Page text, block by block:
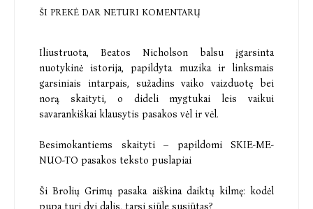
ŠI PREKĖ DAR NETURI KOMENTARŲ
Iliustruota, Beatos Nicholson balsu įgarsinta
nuotykinė istorija, papildyta muzika ir linksmais
garsiniais intarpais, sužadins vaiko vaizduotę bei
norą skaityti, o dideli mygtukai leis vaikui
savarankiškai klausytis pasakos vėl ir vėl.
Besimokantiems skaityti – papildomi SKIE-ME-
NUO-TO pasakos teksto puslapiai
Ši Brolių Grimų pasaka aiškina daiktų kilmę: kodėl
pupa turi dvi dalis, tarsi siūle susiūtas?